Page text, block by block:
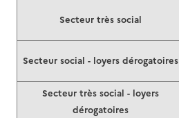
Secteur très social
Secteur social - loyers dérogatoires
Secteur très social - loyers
dérogatoires